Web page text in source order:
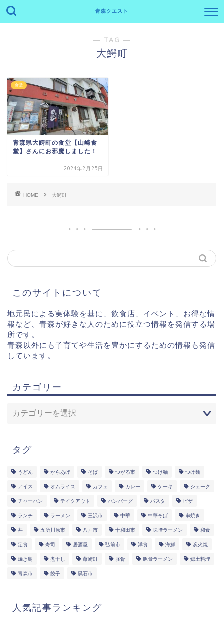
青森クエスト
― TAG ―
大鰐町
食堂
青森県大鰐町の食堂【山崎食
堂】さんにお邪魔しました！
2024年2月25日
HOME 大鰐町
このサイトについて
地元民による実体験を基に、飲食店、イベント、お得な情
報など、青森が好きな人のために役立つ情報を発信する場
所です。
青森以外にも子育てや生活を豊かにするための情報も発信
しています。
カテゴリー
タグ
うどん からあげ そば つがる市 つけ麵 つけ麺
アイス オムライス カフェ カレー ケーキ シェーク
チャーハン テイクアウト ハンバーグ パスタ ピザ
ランチ ラーメン 三沢市 中華 中華そば 串焼き
丼 五所川原市 八戸市 十和田市 味噌ラーメン 和食
定食 寿司 居酒屋 弘前市 洋食 海鮮 炭火焼
焼き鳥 煮干し 藤崎町 豚骨 豚骨ラーメン 郷土料理
青森市 餃子 黒石市
人気記事ランキング